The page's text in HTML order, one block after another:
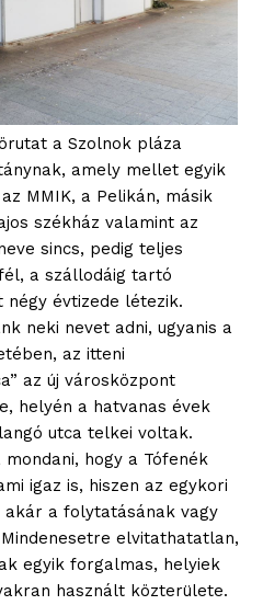
a Szolnok pláza
amely mellet egyik
MMIK, a Pelikán, másik
székház valamint az
sincs, pedig teljes
a szállodáig tartó
évtizede létezik.
neki nevet adni, ugyanis a
az itteni
az új városközpont
helyén a hatvanas évek
utca telkei voltak.
hogy a Tófenék
igaz is, hiszen az egykori
a folytatásának vagy
elvitathatatlan,
egyik forgalmas, helyiek
használt közterülete.